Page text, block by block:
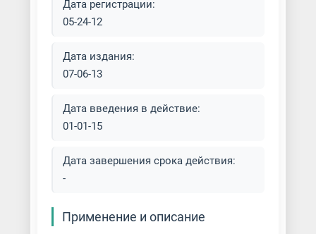
Дата регистрации:
05-24-12
Дата издания:
07-06-13
Дата введения в действие:
01-01-15
Дата завершения срока действия:
-
Применение и описание